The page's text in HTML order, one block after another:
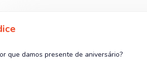
que damos presente de aniversário?